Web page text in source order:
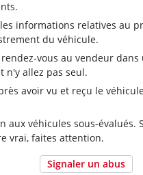
informations relatives au
du véhicule.
rendez-vous au vendeur
n'y allez pas seul.
avoir vu et reçu le
aux véhicules sous-évalués.
vrai, faites attention.
Signaler un abus